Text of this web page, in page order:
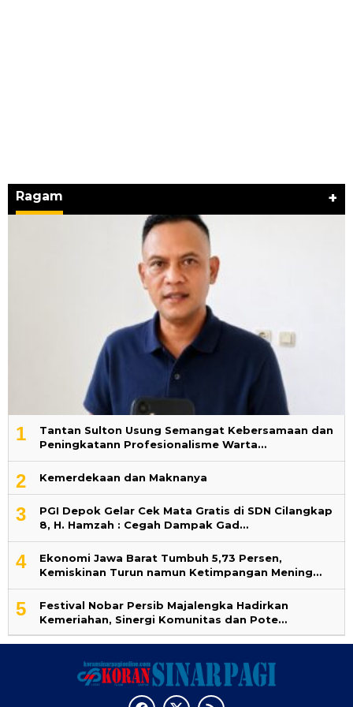
Ragam +
1
‎Tantan Sulton Usung Semangat Kebersamaan dan
Peningkatann Profesionalisme Warta…
2 Kemerdekaan dan Maknanya
3
PGI Depok Gelar Cek Mata Gratis di SDN Cilangkap
8, H. Hamzah : Cegah Dampak Gad…
4
Ekonomi Jawa Barat Tumbuh 5,73 Persen,
Kemiskinan Turun namun Ketimpangan Mening…
5
Festival Nobar Persib Majalengka Hadirkan
Kemeriahan, Sinergi Komunitas dan Pote…